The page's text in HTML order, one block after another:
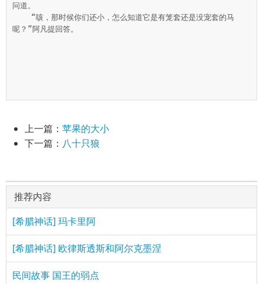
问道。
呢？”阿凡提回答。
上一篇： 苹果的大小
下一篇： 八十只狼
推荐内容
[希腊神话] 玛卡里阿
[希腊神话] 欧律斯透斯和阿尔克墨涅
民间故事 国王的弱点